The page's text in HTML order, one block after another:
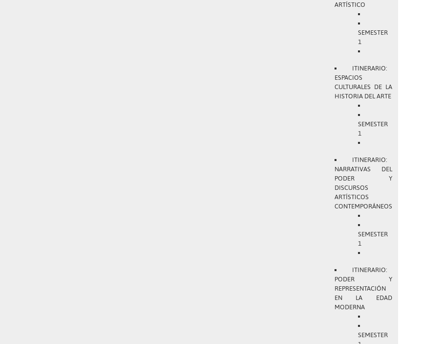
ARTÍSTICO
SEMESTER
1
ITINERARIO:
ESPACIOS
CULTURALES DE LA
HISTORIA DEL ARTE
SEMESTER
1
ITINERARIO:
NARRATIVAS DEL
PODER Y
DISCURSOS
ARTÍSTICOS
CONTEMPORÁNEOS
SEMESTER
1
ITINERARIO:
PODER Y
REPRESENTACIÓN
EN LA EDAD
MODERNA
SEMESTER